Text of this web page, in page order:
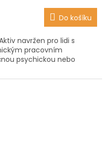
Do košíku
navržen pro lidi s
pracovním
psychickou nebo